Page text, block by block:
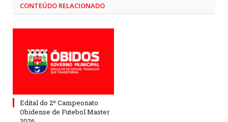
CONTEÚDO RELACIONADO
Edital do 2º Campeonato
Obidense de Futebol Master